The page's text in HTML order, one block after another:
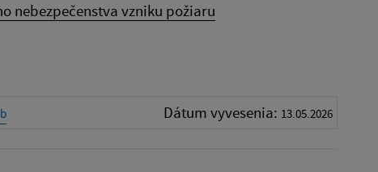
nebezpečenstva vzniku požiaru
Dátum vyvesenia: 13.05.2026